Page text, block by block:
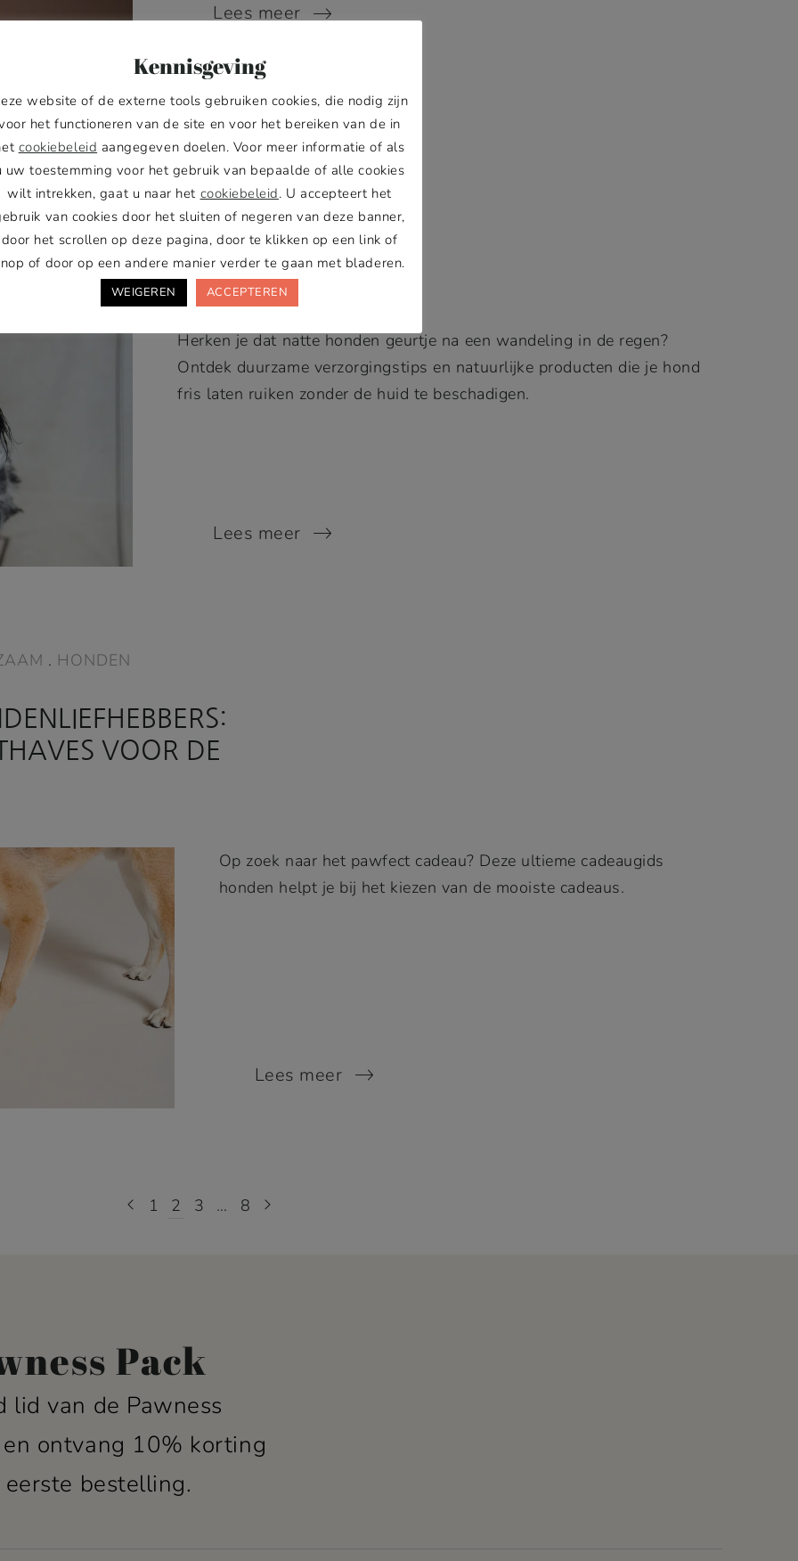
Lees meer
. WANDELEN
OF
Herken je dat natte honden geurtje na een wandeling in de regen?
Ontdek duurzame verzorgingstips en natuurlijke producten die je hond
fris laten ruiken zonder de huid te beschadigen.
Lees meer
. HONDEN
VOOR DE
Op zoek naar het pawfect cadeau? Deze ultieme cadeaugids
honden helpt je bij het kiezen van de mooiste cadeaus.
Lees meer
1 2 3 … 8
Pack
lid van de Pawness
en ontvang 10% korting
eerste bestelling.
Kennisgeving
website of de externe tools gebruiken cookies, die nodig zijn
het functioneren van de site en voor het bereiken van de in
cookiebeleid aangegeven doelen. Voor meer informatie of als
uw toestemming voor het gebruik van bepaalde of alle cookies
wilt intrekken, gaat u naar het cookiebeleid. U accepteert het
van cookies door het sluiten of negeren van deze banner,
door het scrollen op deze pagina, door te klikken op een link of
of door op een andere manier verder te gaan met bladeren.
WEIGEREN ACCEPTEREN